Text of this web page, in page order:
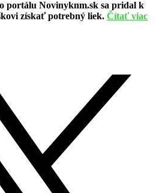
portálu Novinyknm.sk sa pridal k
získať potrebný liek. Čítať viac